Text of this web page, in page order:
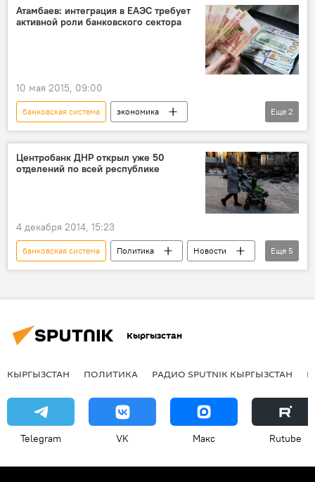
Владимир Путин
доллар
Атамбаев: интеграция в ЕАЭС требует
активной роли банковского сектора
10 мая 2015, 09:00
банковская система
экономика
Алмазбек Атамбаев
банк
Еще 2
Центробанк ДНР открыл уже 50
отделений по всей республике
4 декабря 2014, 15:23
банковская система Политика
Новости
экономика
В мире
Донецк
Еще 5
Кыргызстан
КЫРГЫЗСТАН ПОЛИТИКА РАДИО SPUTNIK КЫРГЫЗСТАН
Telegram VK Макс Rutube